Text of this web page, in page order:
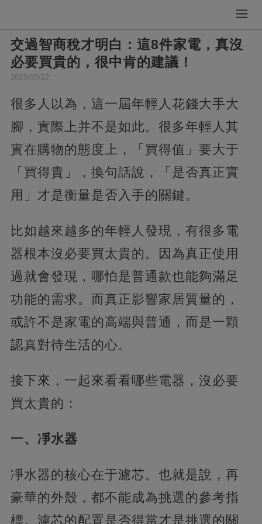
交過智商稅才明白：這8件家電，真沒
必要買貴的，很中肯的建議！
2023/05/22
很多人以為，這一屆年輕人花錢大手大
腳，實際上并不是如此。很多年輕人其
實在購物的態度上，「買得值」要大于
「買得貴」，換句話說，「是否真正實
用」才是衡量是否入手的關鍵。
比如越來越多的年輕人發現，有很多電
器根本沒必要買太貴的。因為真正使用
過就會發現，哪怕是普通款也能夠滿足
功能的需求。而真正影響家居質量的，
或許不是家電的高端與普通，而是一顆
認真對待生活的心。
接下來，一起來看看哪些電器，沒必要
買太貴的：
一、凈水器
凈水器的核心在于濾芯。也就是說，再
豪華的外殼，都不能成為挑選的參考指
標。濾芯的配置是否得當才是挑選的關